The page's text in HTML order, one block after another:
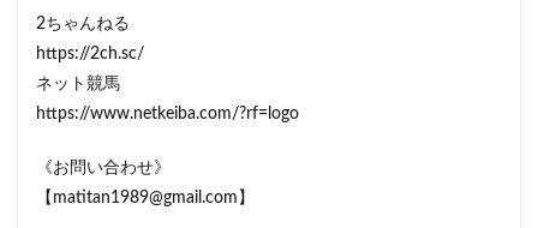
2ちゃんねる
https://2ch.sc/
ネット競馬
https://www.netkeiba.com/?rf=logo
《お問い合わせ》
【matitan1989@gmail.com】